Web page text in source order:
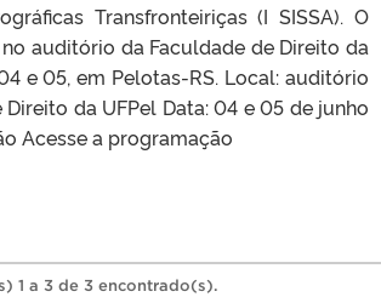
Transfronteiriças (I SISSA). O
auditório da Faculdade de Direito da
e 05, em Pelotas-RS. Local: auditório
da UFPel Data: 04 e 05 de junho
Acesse a programação
1 a 3 de 3 encontrado(s).